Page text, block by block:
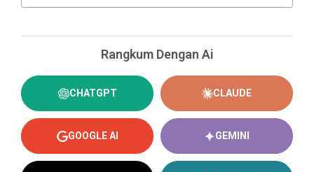
Rangkum Dengan Ai
CHATGPT CLAUDE
GOOGLE AI GEMINI